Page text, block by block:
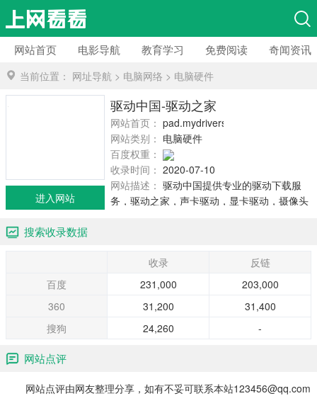
网站首页 电影导航 教育学习 免费阅读 奇闻资讯
当前位置： 网址导航 > 电脑网络 > 电脑硬件
驱动中国-驱动之家
网站首页： pad.mydrivers.com
网站类别： 电脑硬件
百度权重：
收录时间： 2020-07-10
网站描述： 驱动中国提供专业的驱动下载服
务，驱动之家，声卡驱动，显卡驱动，摄像头
进入网站
搜索收录数据
收录
反链
百度
231,000
203,000
360
31,200
31,400
搜狗
24,260 -
网站点评
网站点评由网友整理分享，如有不妥可联系本站123456@qq.com